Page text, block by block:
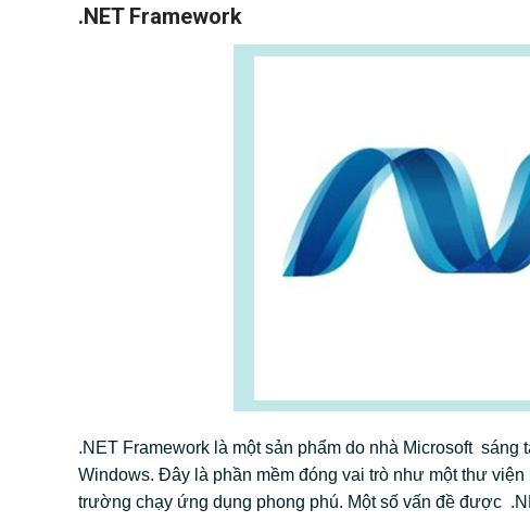
.NET Framework
.NET Framework là một sản phẩm do nhà Microsoft sáng
Windows. Đây là phần mềm đóng vai trò như một thư
trường chạy ứng dụng phong phú. Một số vấn đề được